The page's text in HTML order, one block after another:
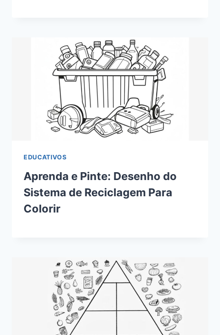
EDUCATIVOS
Aprenda e Pinte: Desenho do
Sistema de Reciclagem Para
Colorir